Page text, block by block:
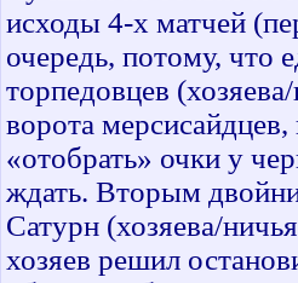
исходы 4-х матчей
очередь, потому, что
торпедовцев
ворота
«отобрать» очки у
ждать. Вторым
Сатурн (хозяева/
хозяев решил